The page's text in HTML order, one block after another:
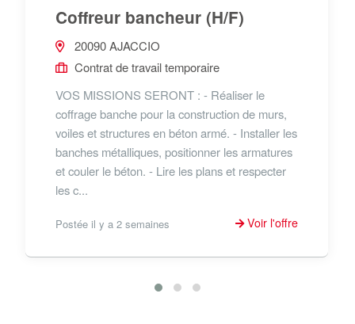
Coffreur bancheur (H/F)
20090 AJACCIO
Contrat de travail temporaire
VOS MISSIONS SERONT : - Réaliser le
coffrage banche pour la construction de murs,
voiles et structures en béton armé. - Installer les
banches métalliques, positionner les armatures
et couler le béton. - Lire les plans et respecter
les c...
Postée il y a 2 semaines Voir l'offre